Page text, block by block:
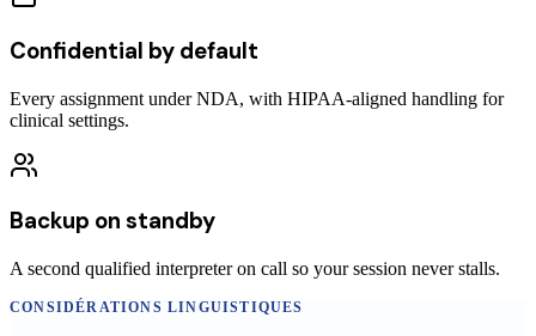
Confidential by default
Every assignment under NDA, with HIPAA-aligned handling for
clinical settings.
Backup on standby
A second qualified interpreter on call so your session never stalls.
CONSIDÉRATIONS LINGUISTIQUES